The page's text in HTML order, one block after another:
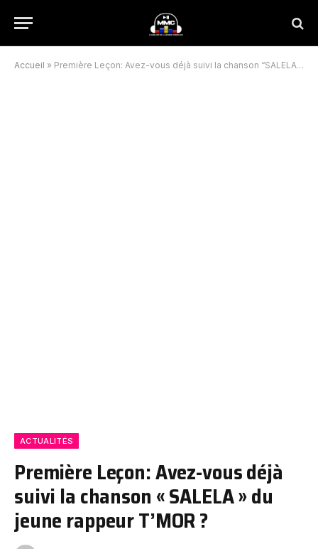
Accueil » Première Leçon: Avez-vous déjà suivi la chanson “SALELA” du jeune rappeur T’MOR ?
ACTUALITÉS
Première Leçon: Avez-vous déjà
suivi la chanson « SALELA » du
jeune rappeur T’MOR ?